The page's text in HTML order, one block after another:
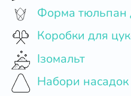
Форма тюльпан
Коробки для
Ізомальт
Набори насадок